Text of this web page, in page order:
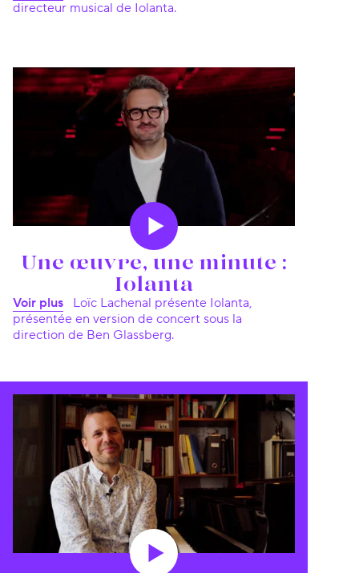
directeur musical de Iolanta.
Une œuvre, une minute :
Iolanta
Voir plus
présentée en version de concert sous la
direction de Ben Glassberg.